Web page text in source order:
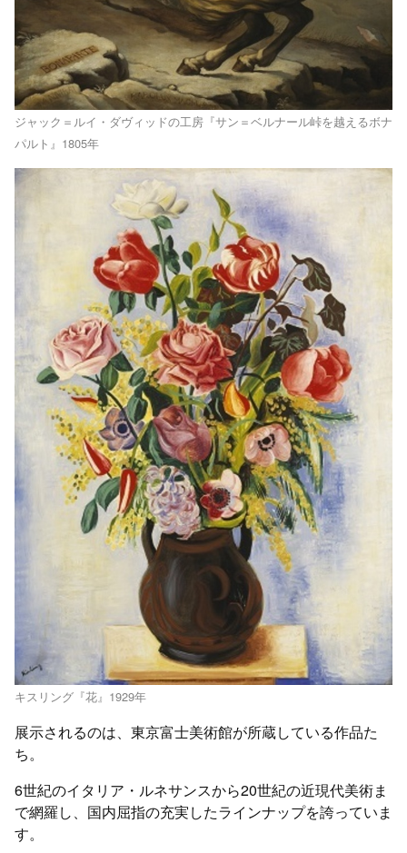
ジャック＝ルイ・ダヴィッドの工房『サン＝ベルナール峠を越えるボナ
パルト』1805年
キスリング『花』1929年
展示されるのは、東京富士美術館が所蔵している作品た
ち。
6世紀のイタリア・ルネサンスから20世紀の近現代美術ま
で網羅し、国内屈指の充実したラインナップを誇っていま
す。